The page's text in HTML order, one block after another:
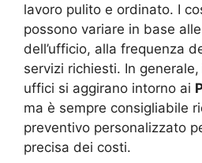
lavoro pulito e ordinato. I
possono variare in base
dell’ufficio, alla frequenza
servizi richiesti. In
uffici si aggirano intorno ai
ma è sempre consigliabile
preventivo personalizzato
precisa dei costi.